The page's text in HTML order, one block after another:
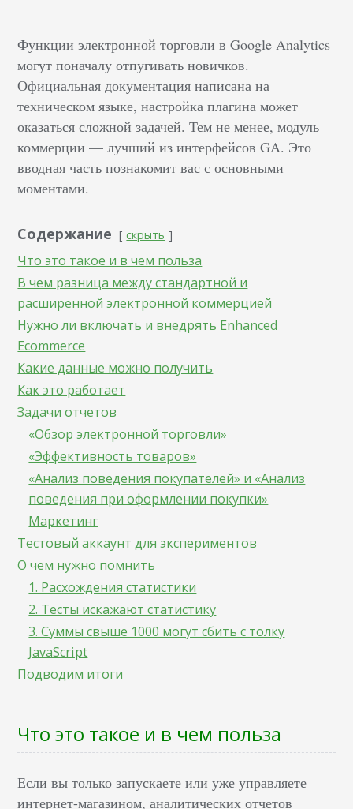
Функции электронной торговли в Google Analytics
могут поначалу отпугивать новичков.
Официальная документация написана на
техническом языке, настройка плагина может
оказаться сложной задачей. Тем не менее, модуль
коммерции — лучший из интерфейсов GA. Это
вводная часть познакомит вас с основными
моментами.
Содержание скрыть
Что это такое и в чем польза
В чем разница между стандартной и
расширенной электронной коммерцией
Нужно ли включать и внедрять Enhanced
Ecommerce
Какие данные можно получить
Как это работает
Задачи отчетов
«Обзор электронной торговли»
«Эффективность товаров»
«Анализ поведения покупателей» и «Анализ
поведения при оформлении покупки»
Маркетинг
Тестовый аккаунт для экспериментов
О чем нужно помнить
1. Расхождения статистики
2. Тесты искажают статистику
3. Суммы свыше 1000 могут сбить с толку
JavaScript
Подводим итоги
Что это такое и в чем польза
Если вы только запускаете или уже управляете
интернет-магазином, аналитических отчетов